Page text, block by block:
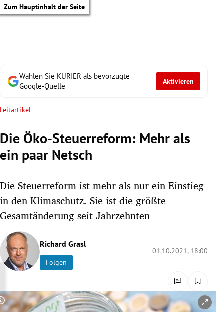
Zum Hauptinhalt der Seite
Untermenü
Untermenü
Untermenü
Untermenü
Wählen Sie KURIER als bevorzugte
Google-Quelle
Aktivieren
Leitartikel
Die Öko-Steuerreform: Mehr als
ein paar Netsch
Die Steuerreform ist mehr als nur ein Einstieg
in den Klimaschutz. Sie ist die größte
Gesamtänderung seit Jahrzehnten
Richard Grasl
Folgen
01.10.2021, 18:00
Copyright-Hinweis öffnen/schließen